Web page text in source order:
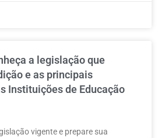
a legislação que
e as principais
Instituições de Educação
vigente e prepare sua